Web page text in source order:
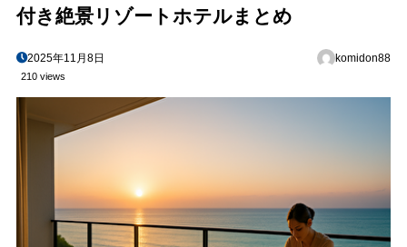
付き絶景リゾートホテルまとめ
2025年11月8日 komidon88
210 views